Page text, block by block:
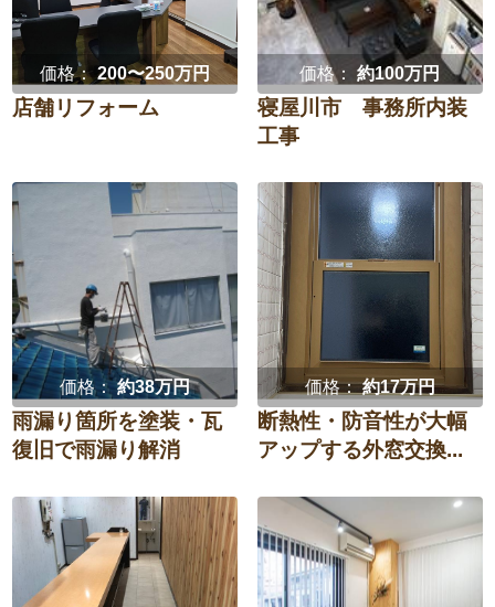
価格：200〜250万円
店舗リフォーム
価格：約100万円
寝屋川市 事務所内装
工事
価格：約38万円
雨漏り箇所を塗装・瓦
復旧で雨漏り解消
価格：約17万円
断熱性・防音性が大幅
アップする外窓交換...